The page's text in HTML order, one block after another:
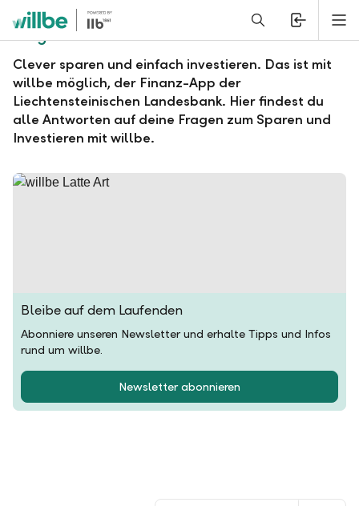
Alerts.Headline
Fragen und Antworten zu willbe
Clever sparen und einfach investieren. Das ist mit
willbe möglich, der Finanz-App der
Liechtensteinischen Landesbank. Hier findest du
alle Antworten auf deine Fragen zum Sparen und
Investieren mit willbe.
Bleibe auf dem Laufenden
Abonniere unseren Newsletter und erhalte Tipps und Infos
rund um willbe.
Newsletter abonnieren